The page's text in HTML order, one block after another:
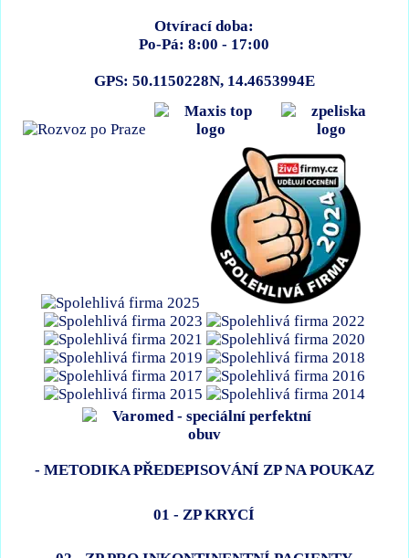
Otvírací doba:
Po-Pá: 8:00 - 17:00
GPS: 50.1150228N, 14.4653994E
- METODIKA PŘEDEPISOVÁNÍ ZP NA POUKAZ
01 - ZP KRYCÍ